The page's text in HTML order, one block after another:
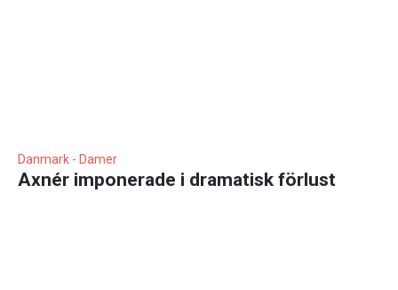
Danmark - Damer
Axnér imponerade i dramatisk förlust